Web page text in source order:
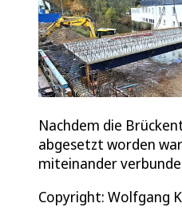
Nachdem die
abgesetzt worden
miteinander
Copyright: Wolfgang